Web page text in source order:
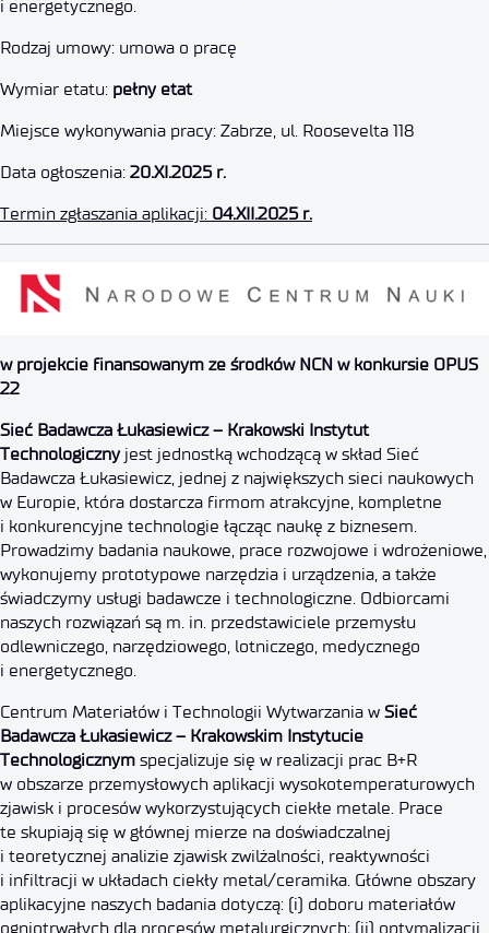
i energetycznego.
Rodzaj umowy: umowa o pracę
Wymiar etatu: pełny etat
Miejsce wykonywania pracy: Zabrze, ul. Roosevelta 118
Data ogłoszenia: 20.XI.2025 r.
Termin zgłaszania aplikacji: 04.XII.2025 r.
Główny Specjalista ds.
w projekcie finansowanym ze środków NCN w konkursie OPUS
22
Sieć Badawcza Łukasiewicz – Krakowski Instytut
Technologiczny jest jednostką wchodzącą w skład Sieć
Badawcza Łukasiewicz, jednej z największych sieci naukowych
w Europie, która dostarcza firmom atrakcyjne, kompletne
i konkurencyjne technologie łącząc naukę z biznesem.
Prowadzimy badania naukowe, prace rozwojowe i wdrożeniowe,
wykonujemy prototypowe narzędzia i urządzenia, a także
świadczymy usługi badawcze i technologiczne. Odbiorcami
naszych rozwiązań są m. in. przedstawiciele przemysłu
odlewniczego, narzędziowego, lotniczego, medycznego
i energetycznego.
Centrum Materiałów i Technologii Wytwarzania w Sieć
Badawcza Łukasiewicz – Krakowskim Instytucie
Technologicznym specjalizuje się w realizacji prac B+R
w obszarze przemysłowych aplikacji wysokotemperaturowych
zjawisk i procesów wykorzystujących ciekłe metale. Prace
te skupiają się w głównej mierze na doświadczalnej
i teoretycznej analizie zjawisk zwilżalności, reaktywności
i infiltracji w układach ciekły metal/ceramika. Główne obszary
aplikacyjne naszych badania dotyczą: (i) doboru materiałów
ogniotrwałych dla procesów metalurgicznych; (ii) optymalizacji